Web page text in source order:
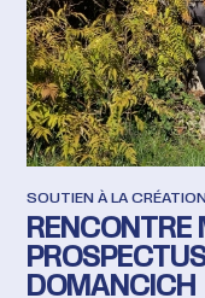
SOUTIEN À LA CRÉATION
RENCONTRE
DOMANCICH